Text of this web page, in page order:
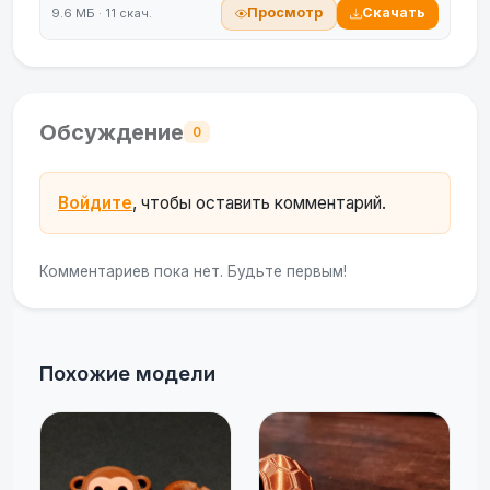
9.6 МБ · 11 скач. Просмотр Скачать
Обсуждение 0
Войдите, чтобы оставить комментарий.
Комментариев пока нет. Будьте первым!
Похожие модели